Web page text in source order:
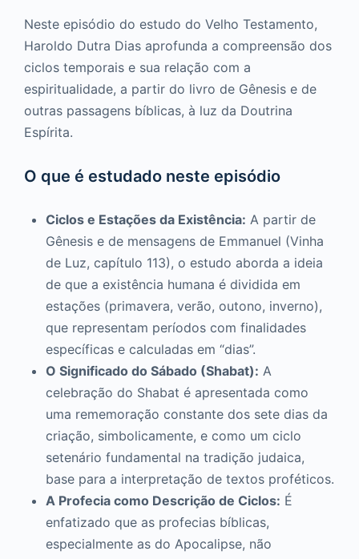
Neste episódio do estudo do Velho Testamento,
Haroldo Dutra Dias aprofunda a compreensão dos
ciclos temporais e sua relação com a
espiritualidade, a partir do livro de Gênesis e de
outras passagens bíblicas, à luz da Doutrina
Espírita.
O que é estudado neste episódio
Ciclos e Estações da Existência: A partir de
Gênesis e de mensagens de Emmanuel (Vinha
de Luz, capítulo 113), o estudo aborda a ideia
de que a existência humana é dividida em
estações (primavera, verão, outono, inverno),
que representam períodos com finalidades
específicas e calculadas em “dias”.
O Significado do Sábado (Shabat): A
celebração do Shabat é apresentada como
uma rememoração constante dos sete dias da
criação, simbolicamente, e como um ciclo
setenário fundamental na tradição judaica,
base para a interpretação de textos proféticos.
A Profecia como Descrição de Ciclos: É
enfatizado que as profecias bíblicas,
especialmente as do Apocalipse, não